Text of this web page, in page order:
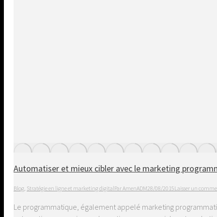
Automatiser et mieux cibler avec le marketing
Blog Stratégie en ligne et marketing digitalParAmenADM28/08/2015Laisser un
Le programmatique, également appelé marketing